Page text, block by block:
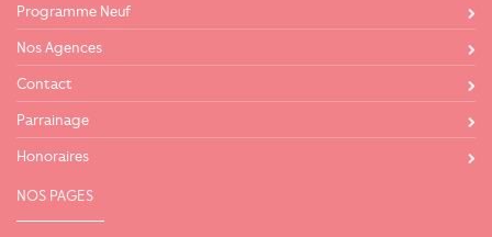
Programme Neuf
Nos Agences
Contact
Parrainage
Honoraires
NOS PAGES